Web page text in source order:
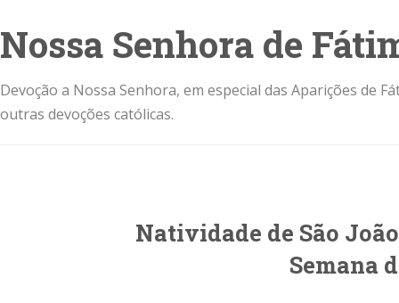
Nossa Senhora de
Devoção a Nossa Senhora, em especial das Aparições de
outras devoções católicas.
Natividade de São
Semana